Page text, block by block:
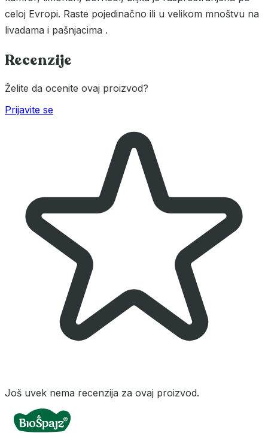
celoj Evropi. Raste pojedinačno ili u velikom mnoštvu na
livadama i pašnjacima .
Recenzije
Želite da ocenite ovaj proizvod?
Prijavite se
Još uvek nema recenzija za ovaj proizvod.